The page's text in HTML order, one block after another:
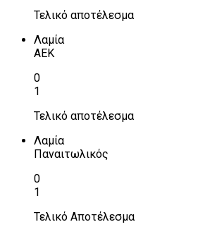
Τελικό αποτέλεσμα
Λαμία
ΑΕΚ
0
1
Τελικό αποτέλεσμα
Λαμία
Παναιτωλικός
0
1
Τελικό Αποτέλεσμα